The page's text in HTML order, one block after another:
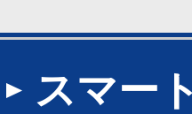
スマー